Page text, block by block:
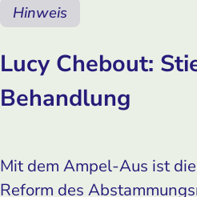
Hinweis
Lucy Chebout:
Behandlung
Mit dem Ampel-Aus ist
Reform des